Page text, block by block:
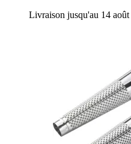
Livraison jusqu'au 14 août